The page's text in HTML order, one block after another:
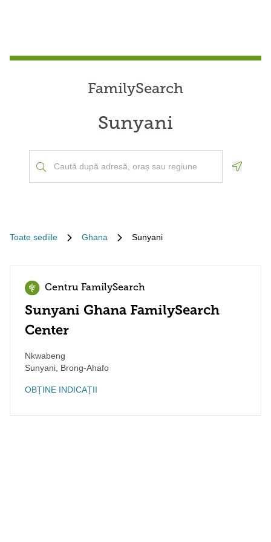
FamilySearch
Sunyani
Toate sediile Ghana Sunyani
Centru FamilySearch
Sunyani Ghana FamilySearch
Center
Nkwabeng
Sunyani Brong-Ahafo
OBȚINE INDICAȚII